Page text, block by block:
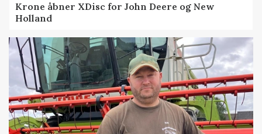
Krone åbner XDisc for John Deere og New
Holland